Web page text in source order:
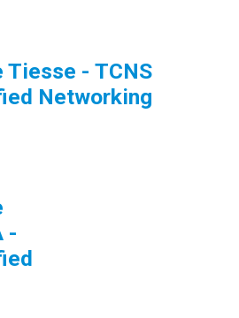
- TCNS
Networking
-